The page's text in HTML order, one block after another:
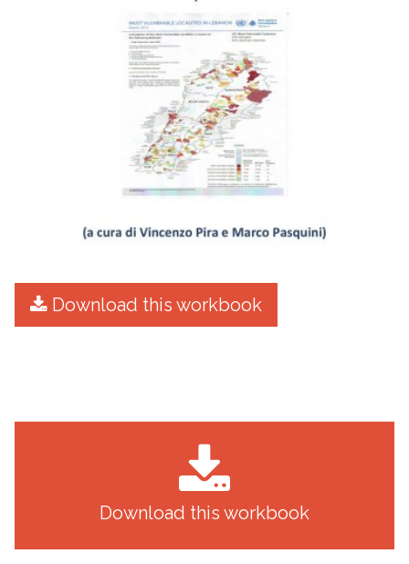
Download this workbook
Download this workbook